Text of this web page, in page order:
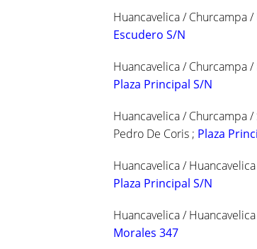
Huancavelica / Churcampa
Escudero S/N
Huancavelica / Churcampa
Plaza Principal S/N
Huancavelica / Churcampa
Pedro De Coris ; Plaza
Huancavelica /
Plaza Principal S/N
Huancavelica /
Morales 347